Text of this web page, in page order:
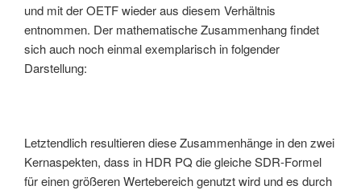
und mit der OETF wieder aus diesem Verhältnis
entnommen. Der mathematische Zusammenhang findet
sich auch noch einmal exemplarisch in folgender
Darstellung:
Letztendlich resultieren diese Zusammenhänge in den zwei
Kernaspekten, dass in HDR PQ die gleiche SDR-Formel
für einen größeren Wertebereich genutzt wird und es durch